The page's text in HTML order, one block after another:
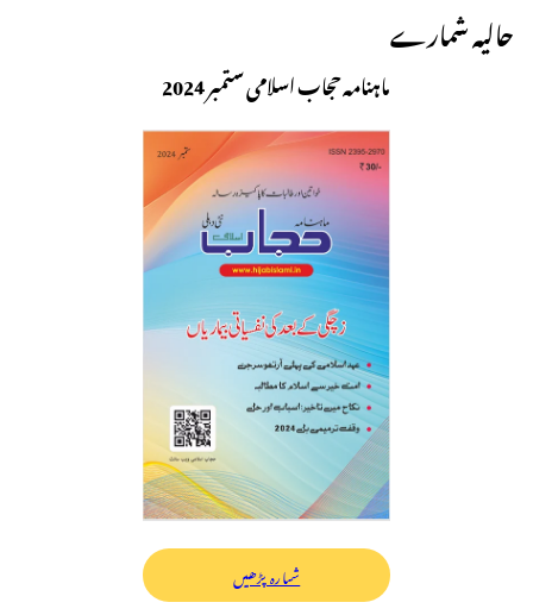
حالیہ شمارے
ماہنامہ حجاب اسلامی ستمبر 2024
شمارہ پڑھیں